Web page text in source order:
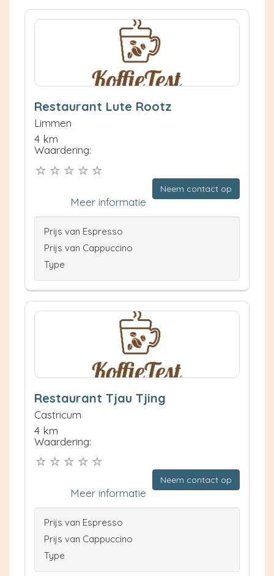
Restaurant Lute Rootz
Limmen
4 km
Waardering:
Neem contact op
Meer informatie
Prijs van Espresso
Prijs van Cappuccino
Type
Restaurant Tjau Tjing
Castricum
4 km
Waardering:
Neem contact op
Meer informatie
Prijs van Espresso
Prijs van Cappuccino
Type